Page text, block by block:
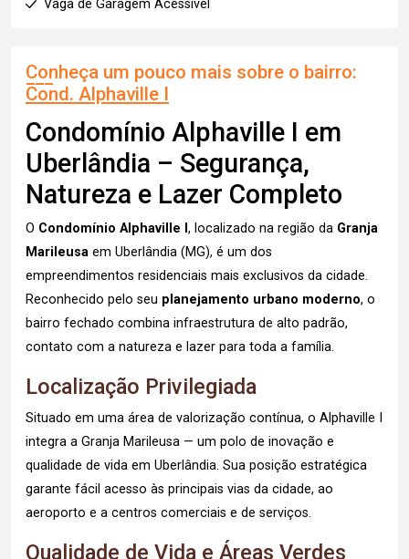
Vaga de Garagem Acessível
Conheça um pouco mais sobre o bairro:
Cond. Alphaville I
Condomínio Alphaville I em
Uberlândia – Segurança,
Natureza e Lazer Completo
O Condomínio Alphaville I , localizado na região da Granja
Marileusa em Uberlândia (MG), é um dos
empreendimentos residenciais mais exclusivos da cidade.
Reconhecido pelo seu planejamento urbano moderno, o
bairro fechado combina infraestrutura de alto padrão,
contato com a natureza e lazer para toda a família.
Localização Privilegiada
Situado em uma área de valorização contínua, o Alphaville I
integra a Granja Marileusa — um polo de inovação e
qualidade de vida em Uberlândia. Sua posição estratégica
garante fácil acesso às principais vias da cidade, ao
aeroporto e a centros comerciais e de serviços.
Qualidade de Vida e Áreas Verdes